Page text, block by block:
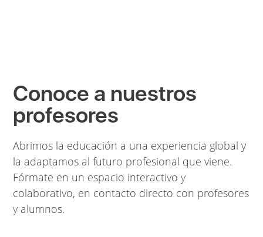
Conoce a nuestros
profesores
Abrimos la educación a una experiencia global y
la adaptamos al futuro profesional que viene.
Fórmate en un espacio interactivo y
colaborativo, en contacto directo con profesores
y alumnos.